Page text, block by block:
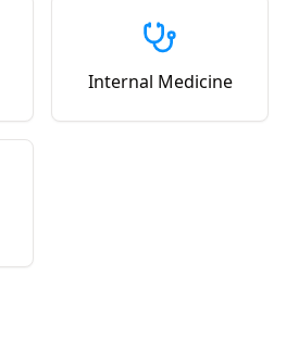
Internal Medicine